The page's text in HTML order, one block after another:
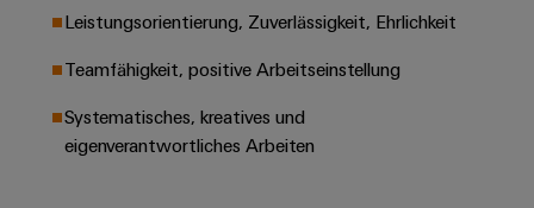
Schaltschrankbau
für
Herausforderungen
im
Regler
Gerätehersteller
Smart
Metering
Weidmüller
Industrial
ALLE
SERVICES
Globale
Messen
Events
Leistungsorientierung, Zuverlässigkeit, Ehrlichkeit
Teamfähigkeit, positive Arbeitseinstellung
Systematisches, kreatives und
eigenverantwortliches Arbeiten